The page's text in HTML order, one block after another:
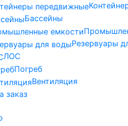
Бассейны
Резервуары
ЛОС
Погреб
Вентиляция
заказ